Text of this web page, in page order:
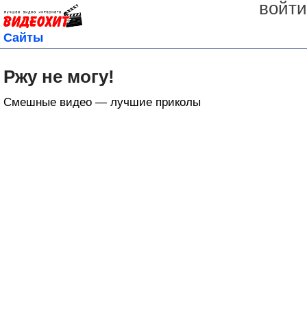
войти
Сайты
Ржу не могу!
Смешные видео — лучшие приколы